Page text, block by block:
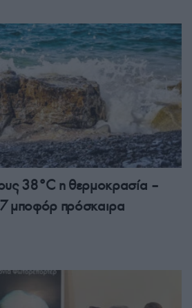
38°C η θερμοκρασία –
μποφόρ πρόσκαιρα